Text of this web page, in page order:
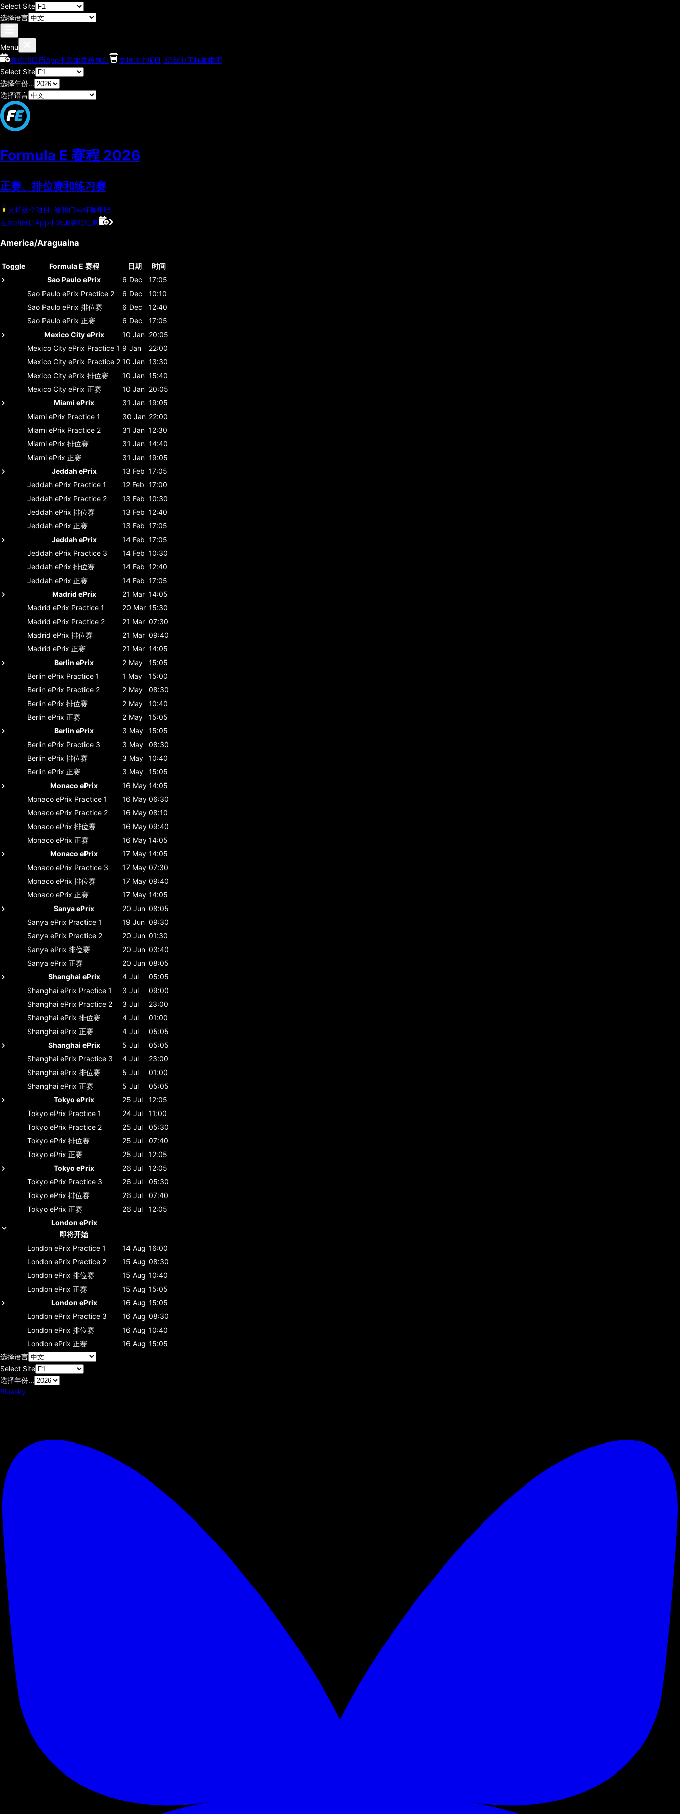
Select Site
选择语言
Menu
在你的日历App中添加赛程信息
支持这个项目, 给我们买杯咖啡吧
Select Site
选择年份...
选择语言
Formula E 赛程 2026
正赛、排位赛和练习赛
支持这个项目, 给我们买杯咖啡吧
在你的日历App中添加赛程信息
America/Araguaina
Toggle Formula E 赛程 日期
时间
Sao Paulo ePrix
6 Dec
17:05
Sao Paulo ePrix Practice 2 6 Dec
10:10
Sao Paulo ePrix 排位赛 6 Dec
12:40
Sao Paulo ePrix 正赛 6 Dec
17:05
Mexico City ePrix
10 Jan 20:05
Mexico City ePrix Practice 1 9 Jan
22:00
Mexico City ePrix Practice 2 10 Jan 13:30
Mexico City ePrix 排位赛 10 Jan 15:40
Mexico City ePrix 正赛 10 Jan 20:05
Miami ePrix
31 Jan 19:05
Miami ePrix Practice 1 30 Jan 22:00
Miami ePrix Practice 2 31 Jan 12:30
Miami ePrix 排位赛 31 Jan 14:40
Miami ePrix 正赛 31 Jan 19:05
Jeddah ePrix
13 Feb 17:05
Jeddah ePrix Practice 1 12 Feb 17:00
Jeddah ePrix Practice 2 13 Feb 10:30
Jeddah ePrix 排位赛 13 Feb 12:40
Jeddah ePrix 正赛 13 Feb 17:05
Jeddah ePrix
14 Feb 17:05
Jeddah ePrix Practice 3 14 Feb 10:30
Jeddah ePrix 排位赛 14 Feb 12:40
Jeddah ePrix 正赛 14 Feb 17:05
Madrid ePrix
21 Mar 14:05
Madrid ePrix Practice 1 20 Mar 15:30
Madrid ePrix Practice 2 21 Mar 07:30
Madrid ePrix 排位赛 21 Mar 09:40
Madrid ePrix 正赛 21 Mar 14:05
Berlin ePrix
2 May
15:05
Berlin ePrix Practice 1 1 May
15:00
Berlin ePrix Practice 2 2 May
08:30
Berlin ePrix 排位赛 2 May
10:40
Berlin ePrix 正赛 2 May
15:05
Berlin ePrix
3 May
15:05
Berlin ePrix Practice 3 3 May
08:30
Berlin ePrix 排位赛 3 May
10:40
Berlin ePrix 正赛 3 May
15:05
Monaco ePrix
16 May 14:05
Monaco ePrix Practice 1 16 May 06:30
Monaco ePrix Practice 2 16 May 08:10
Monaco ePrix 排位赛 16 May 09:40
Monaco ePrix 正赛 16 May 14:05
Monaco ePrix
17 May 14:05
Monaco ePrix Practice 3 17 May 07:30
Monaco ePrix 排位赛 17 May 09:40
Monaco ePrix 正赛 17 May 14:05
Sanya ePrix
20 Jun 08:05
Sanya ePrix Practice 1 19 Jun 09:30
Sanya ePrix Practice 2 20 Jun 01:30
Sanya ePrix 排位赛 20 Jun 03:40
Sanya ePrix 正赛 20 Jun 08:05
Shanghai ePrix
4 Jul
05:05
Shanghai ePrix Practice 1 3 Jul
09:00
Shanghai ePrix Practice 2 3 Jul
23:00
Shanghai ePrix 排位赛 4 Jul
01:00
Shanghai ePrix 正赛 4 Jul
05:05
Shanghai ePrix
5 Jul
05:05
Shanghai ePrix Practice 3 4 Jul
23:00
Shanghai ePrix 排位赛 5 Jul
01:00
Shanghai ePrix 正赛 5 Jul
05:05
Tokyo ePrix
25 Jul
12:05
Tokyo ePrix Practice 1 24 Jul
11:00
Tokyo ePrix Practice 2 25 Jul
05:30
Tokyo ePrix 排位赛 25 Jul
07:40
Tokyo ePrix 正赛 25 Jul
12:05
Tokyo ePrix
26 Jul
12:05
Tokyo ePrix Practice 3 26 Jul
05:30
Tokyo ePrix 排位赛 26 Jul
07:40
Tokyo ePrix 正赛 26 Jul
12:05
London ePrix
即将开始
London ePrix Practice 1 14 Aug 16:00
London ePrix Practice 2 15 Aug 08:30
London ePrix 排位赛 15 Aug 10:40
London ePrix 正赛 15 Aug 15:05
London ePrix
16 Aug 15:05
London ePrix Practice 3 16 Aug 08:30
London ePrix 排位赛 16 Aug 10:40
London ePrix 正赛 16 Aug 15:05
选择语言
Select Site
选择年份...
Bluesky